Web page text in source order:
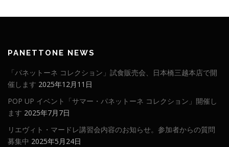
PANETTONE NEWS
「パネットーネ コレクション」試食販売会、日本橋三越本店で開
催します 2025年12月11日
POP UP イベント「サマー・パネットーネ コレクション」開催し
ます 2025年7月7日
リエヴィト・マードレ講習会内容のお知らせ。参加者からの質問
募集中 2025年5月24日